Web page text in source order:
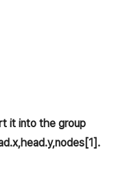
into the group